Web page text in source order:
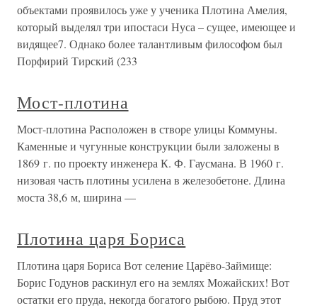
объектами проявилось уже у ученика Плотина Амелия,
который выделял три ипостаси Нуса – сущее, имеющее и
видящее7. Однако более талантливым философом был
Порфирий Тирский (233
Мост-плотина
Мост-плотина Расположен в створе улицы Коммуны.
Каменные и чугунные конструкции были заложены в
1869 г. по проекту инженера К. Ф. Гаусмана. В 1960 г.
низовая часть плотины усилена в железобетоне. Длина
моста 38,6 м, ширина —
Плотина царя Бориса
Плотина царя Бориса Вот селение Царёво-Займище:
Борис Годунов раскинул его на землях Можайских! Вот
остатки его пруда, некогда богатого рыбою. Пруд этот